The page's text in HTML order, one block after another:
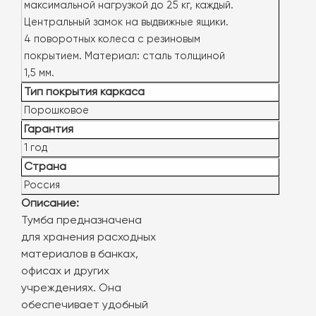
максимальной нагрузкой до 25 кг, каждый.
Центральный замок на выдвижные ящики.
4 поворотных колеса с резиновым
покрытием. Материал: сталь толщиной
1,5 мм.
Тип покрытия каркаса
Порошковое
Гарантия
1 год
Страна
Россия
Описание:
Тумба предназначена
для хранения расходных
материалов в банках,
офисах и других
учреждениях. Она
обеспечивает удобный